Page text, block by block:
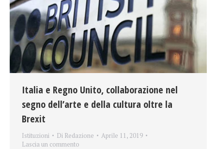
Italia e Regno Unito, collaborazione nel
segno dell’arte e della cultura oltre la
Brexit
Istituzioni Di Redazione
Aprile 11, 2019
Lascia un commento